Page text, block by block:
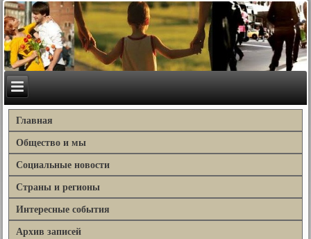
Главная
Общество и мы
Социальные новости
Страны и регионы
Интересные события
Архив записей